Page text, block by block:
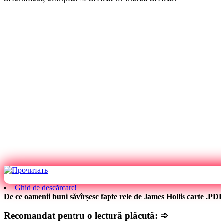
Ghid de descărcare!
De ce oamenii buni săvîrșesc fapte rele de James Hollis carte
Recomandat pentru o lectură plăcută: ➾